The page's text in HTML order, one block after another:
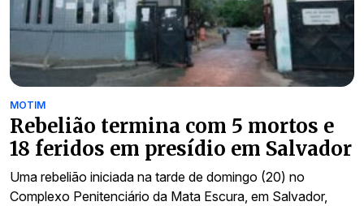
MOTIM
Rebelião termina com 5 mortos e
18 feridos em presídio em Salvador
Uma rebelião iniciada na tarde de domingo (20) no
Complexo Penitenciário da Mata Escura, em Salvador,